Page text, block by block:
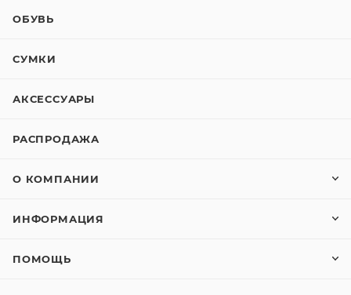
ОБУВЬ
СУМКИ
АКСЕССУАРЫ
РАСПРОДАЖА
О КОМПАНИИ
ИНФОРМАЦИЯ
ПОМОЩЬ